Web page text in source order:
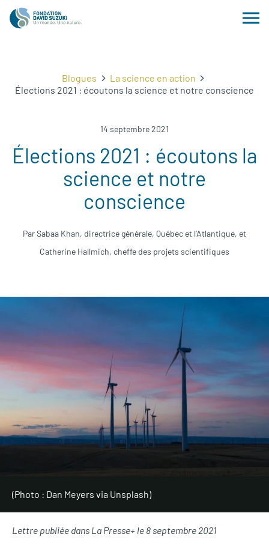
Blogues
La science en action
Élections 2021 : écoutons la science et notre conscience
14 septembre 2021
Élections 2021 : écoutons la
science et notre
conscience
Par Sabaa Khan, directrice générale, Québec et l’Atlantique, et
Catherine Hallmich, cheffe des projets scientifiques
(Photo : Dan Meyers via Unsplash)
Lettre publiée dans La Presse+ le 8 septembre 2021